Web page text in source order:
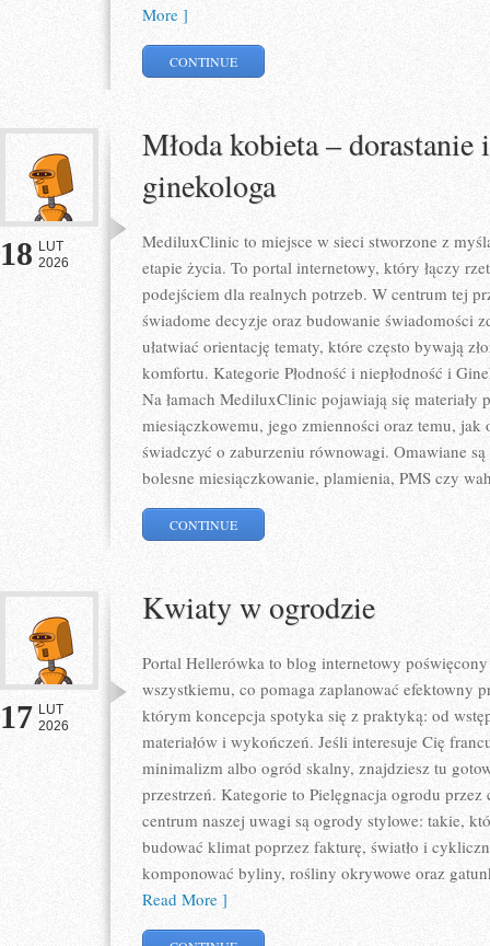
More ]
CONTINUE
18 LUT
2026
Młoda kobieta –
ginekologa
MediluxClinic to miejsce w sieci stworzone z
etapie życia. To portal internetowy, który łączy
podejściem dla realnych potrzeb. W centrum tej
świadome decyzje oraz budowanie świadomości
ułatwiać orientację tematy, które często bywają
komfortu. Kategorie Płodność i niepłodność i
Na łamach MediluxClinic pojawiają się materiały
miesiączkowemu, jego zmienności oraz temu, jak
świadczyć o zaburzeniu równowagi. Omawiane
bolesne miesiączkowanie, plamienia, PMS czy
CONTINUE
17 LUT
2026
Kwiaty w ogrodzie
Portal Hellerówka to blog internetowy
wszystkiemu, co pomaga zaplanować efektowny
którym koncepcja spotyka się z praktyką: od
materiałów i wykończeń. Jeśli interesuje Cię
minimalizm albo ogród skalny, znajdziesz tu
przestrzeń. Kategorie to Pielęgnacja ogrodu
centrum naszej uwagi są ogrody stylowe: takie,
budować klimat poprzez fakturę, światło i
komponować byliny, rośliny okrywowe oraz
Read More ]